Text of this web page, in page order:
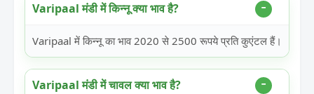
Varipaal मंडी में किन्नू क्या भाव है?
Varipaal में किन्नू का भाव 2020 से 2500 रूपये प्रति कुएंटल हैं।
Varipaal मंडी में चावल क्या भाव है?